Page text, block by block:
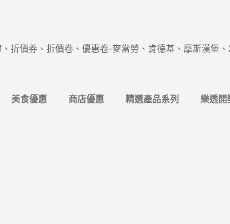
折價券、折價卷、優惠卷-麥當勞、肯德基、摩斯漢堡
美食優惠 商店優惠 精選產品系列 樂透開